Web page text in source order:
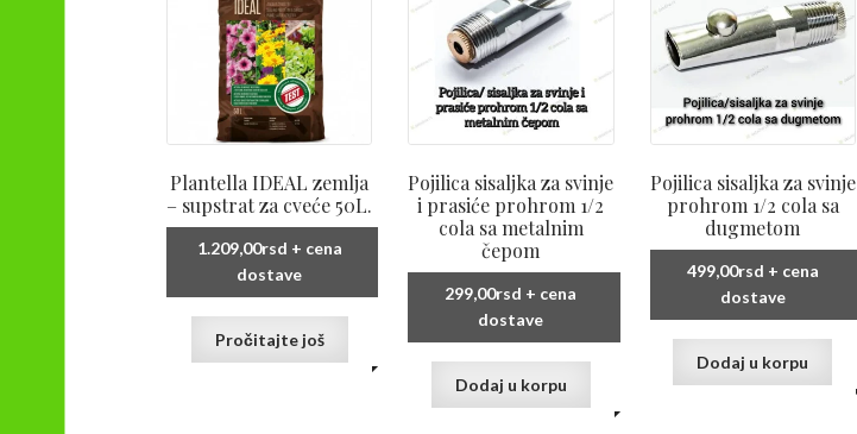
na
proizvoda.
Plantella IDEAL zemlja
– supstrat za cveće 50L.
1.209,00rsd + cena
dostave
Pročitajte još
Pojilica sisaljka za svinje
i prasiće prohrom 1/2
cola sa metalnim
čepom
299,00rsd + cena
dostave
Dodaj u korpu
Pojilica sisaljka za svinje
prohrom 1/2 cola sa
dugmetom
499,00rsd + cena
dostave
Dodaj u korpu